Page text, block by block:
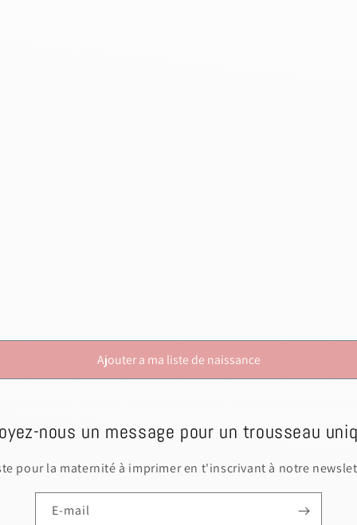
as a draft, please login to save your artwork to your
Ajouter a ma liste de naissance
nous un message pour un trousseau
pour la maternité à imprimer en t'inscrivant à notre
E-mail